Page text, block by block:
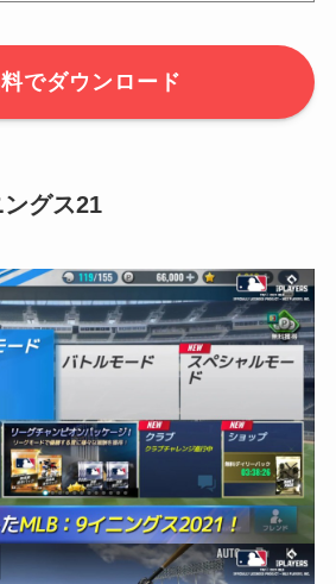
でダウンロード
グス21